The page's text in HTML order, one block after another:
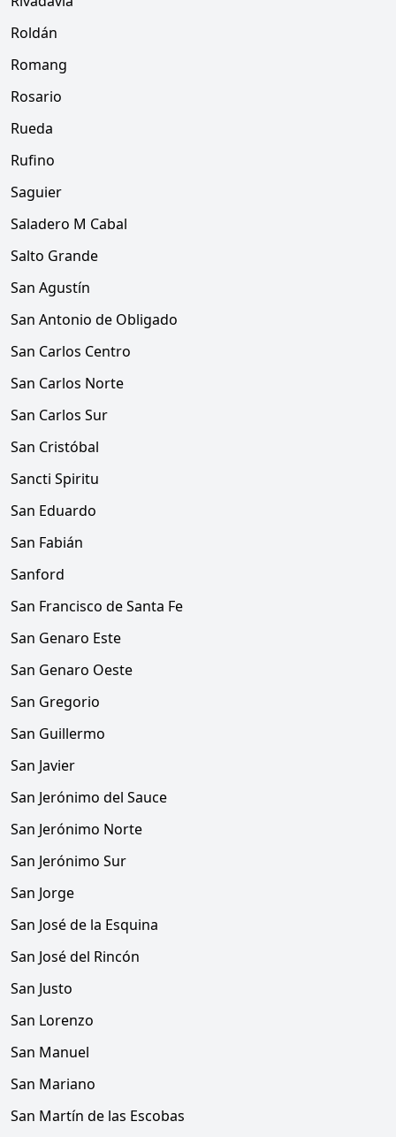
Roldán
Romang
Rosario
Rueda
Rufino
Saguier
Saladero M Cabal
Salto Grande
San Agustín
San Antonio de Obligado
San Carlos Centro
San Carlos Norte
San Carlos Sur
San Cristóbal
Sancti Spiritu
San Eduardo
San Fabián
Sanford
San Francisco de Santa Fe
San Genaro Este
San Genaro Oeste
San Gregorio
San Guillermo
San Javier
San Jerónimo del Sauce
San Jerónimo Norte
San Jerónimo Sur
San Jorge
San José de la Esquina
San José del Rincón
San Justo
San Lorenzo
San Manuel
San Mariano
San Martín de las Escobas